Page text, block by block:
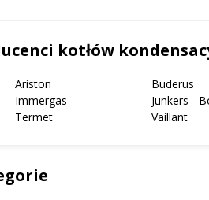
kotłów
Ariston Buderus
Immergas Junkers -
Termet Vaillant